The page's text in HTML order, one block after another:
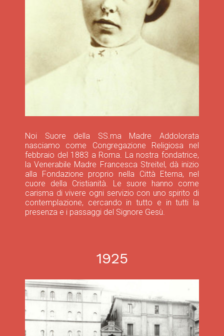
Noi Suore della SS.ma Madre Addolorata
nasciamo come Congregazione Religiosa nel
febbraio del 1883 a Roma. La nostra fondatrice,
la Venerabile Madre Francesca Streitel, dà inizio
alla Fondazione proprio nella Città Eterna, nel
cuore della Cristianità. Le suore hanno come
carisma di vivere ogni servizio con uno spirito di
contemplazione, cercando in tutto e in tutti la
presenza e i passaggi del Signore Gesù.
1925